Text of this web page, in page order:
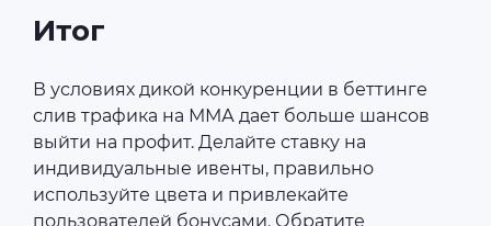
Итог
В условиях дикой конкуренции в беттинге
слив трафика на ММА дает больше шансов
выйти на профит. Делайте ставку на
индивидуальные ивенты, правильно
используйте цвета и привлекайте
пользователей бонусами. Обратите